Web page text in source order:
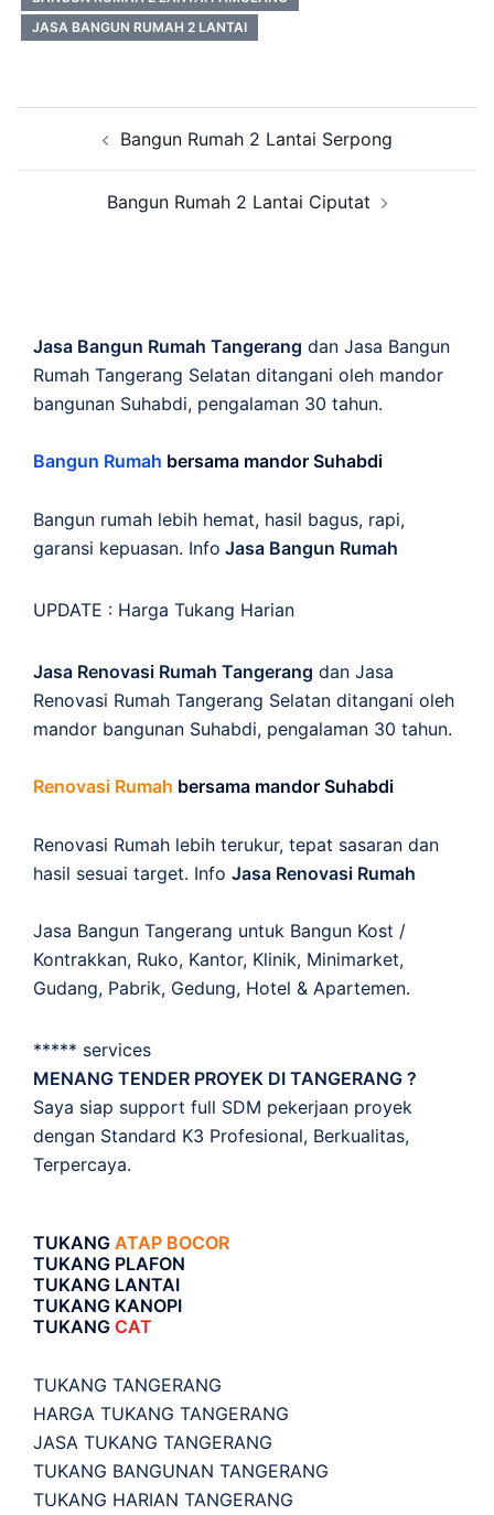
JASA BANGUN RUMAH 2 LANTAI
navigationBangun Rumah 2 Lantai Serpong
Bangun Rumah 2 Lantai Ciputat
Jasa Bangun Rumah Tangerang dan Jasa Bangun
Rumah Tangerang Selatan ditangani oleh mandor
bangunan Suhabdi, pengalaman 30 tahun.
Bangun Rumah bersama mandor Suhabdi
Bangun rumah lebih hemat, hasil bagus, rapi,
garansi kepuasan. Info Jasa Bangun Rumah
UPDATE : Harga Tukang Harian
Jasa Renovasi Rumah Tangerang dan Jasa
Renovasi Rumah Tangerang Selatan ditangani oleh
mandor bangunan Suhabdi, pengalaman 30 tahun.
Renovasi Rumah bersama mandor Suhabdi
Renovasi Rumah lebih terukur, tepat sasaran dan
hasil sesuai target. Info Jasa Renovasi Rumah
Jasa Bangun Tangerang untuk Bangun Kost /
Kontrakkan, Ruko, Kantor, Klinik, Minimarket,
Gudang, Pabrik, Gedung, Hotel & Apartemen.
***** services
MENANG TENDER PROYEK DI TANGERANG ?
Saya siap support full SDM pekerjaan proyek
dengan Standard K3 Profesional, Berkualitas,
Terpercaya.
TUKANG ATAP BOCOR
TUKANG PLAFON
TUKANG LANTAI
TUKANG KANOPI
TUKANG CAT
TUKANG TANGERANG
HARGA TUKANG TANGERANG
JASA TUKANG TANGERANG
TUKANG BANGUNAN TANGERANG
TUKANG HARIAN TANGERANG